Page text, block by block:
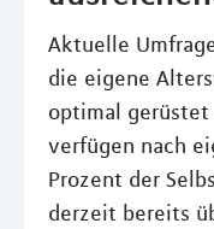
Aktuelle
die eigene
optimal gerüstet
verfügen nach
Prozent der
derzeit bereits